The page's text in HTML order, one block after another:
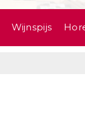
Wijnspijs